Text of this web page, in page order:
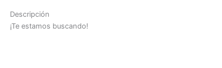
Descripción
¡Te estamos buscando!